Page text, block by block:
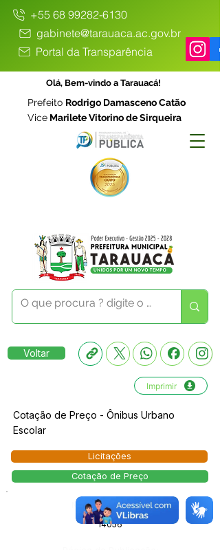
+55 68 99282-6130
gabinete@tarauaca.ac.gov.br
Portal da Transparência
Olá, Bem-vindo a Tarauacá!
Prefeito Rodrigo Damasceno Catão
Vice Marilete Vitorino de Sirqueira
Voltar
Imprimir
Cotação de Preço - Ônibus Urbano
Escolar
Licitações
Cotação de Preço
Número do Diário:
14056